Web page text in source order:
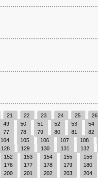
21 22 23 24 25 26
49 50 51 52 53 54
77 78 79 80 81 82
104 105 106 107 108
128 129 130 131 132
152 153 154 155 156
176 177 178 179 180
200 201 202 203 204